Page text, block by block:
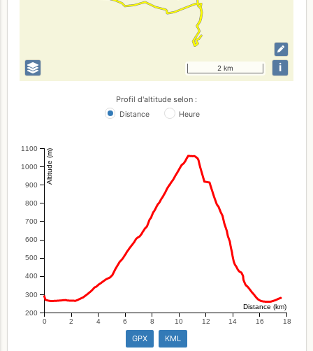
2 km i
Profil d'altitude selon :
Distance Heure
200
300
400
500
600
700
800
900
1000
1100 Altitude (m)
0 2 4 6 8 10 12 14 16 18
Distance (km)
GPX KML